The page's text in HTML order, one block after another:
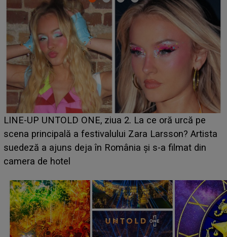
Ce a dezvăluit noua concurentă din "Casa Iubirii" l-a
luat prin surprindere pe Emanuel. CINE ESTE
BĂIATUL VIZAT de Alexandra?! Aflându-se în fața
faptului împlinit, A RECUNOSCUT IMEDIAT: "Am